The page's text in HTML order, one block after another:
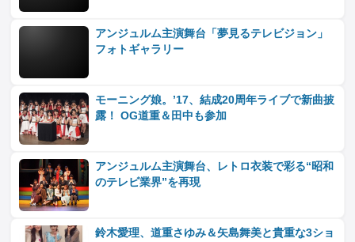
アンジュルム主演舞台「夢見るテレビジョン」
フォトギャラリー
モーニング娘。’17、結成20周年ライブで新曲披
露！ OG道重＆田中も参加
アンジュルム主演舞台、レトロ衣装で彩る“昭和
のテレビ業界”を再現
鈴木愛理、道重さゆみ＆矢島舞美と貴重な3ショ